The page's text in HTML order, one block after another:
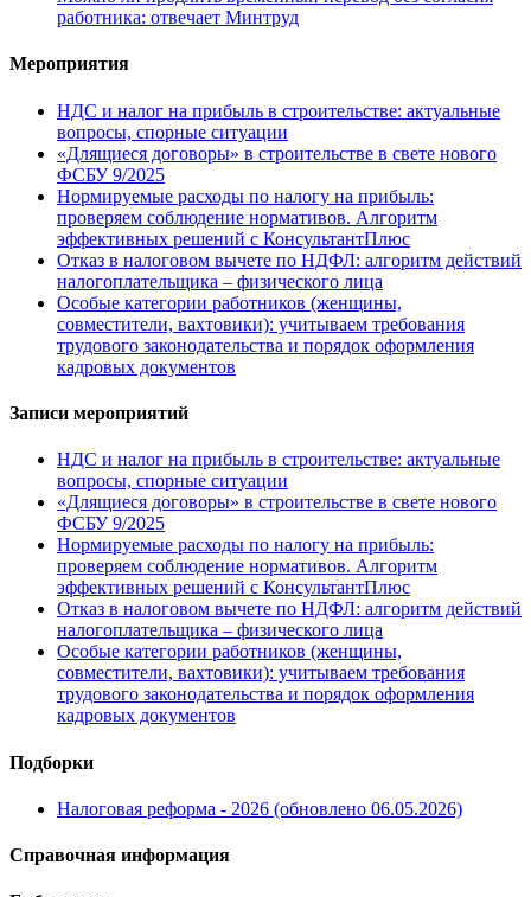
работника: отвечает Минтруд
Мероприятия
НДС и налог на прибыль в строительстве: актуальные
вопросы, спорные ситуации
«Длящиеся договоры» в строительстве в свете нового
ФСБУ 9/2025
Нормируемые расходы по налогу на прибыль:
проверяем соблюдение нормативов. Алгоритм
эффективных решений с КонсультантПлюс
Отказ в налоговом вычете по НДФЛ: алгоритм действий
налогоплательщика – физического лица
Особые категории работников (женщины,
совместители, вахтовики): учитываем требования
трудового законодательства и порядок оформления
кадровых документов
Записи мероприятий
НДС и налог на прибыль в строительстве: актуальные
вопросы, спорные ситуации
«Длящиеся договоры» в строительстве в свете нового
ФСБУ 9/2025
Нормируемые расходы по налогу на прибыль:
проверяем соблюдение нормативов. Алгоритм
эффективных решений с КонсультантПлюс
Отказ в налоговом вычете по НДФЛ: алгоритм действий
налогоплательщика – физического лица
Особые категории работников (женщины,
совместители, вахтовики): учитываем требования
трудового законодательства и порядок оформления
кадровых документов
Подборки
Налоговая реформа - 2026 (обновлено 06.05.2026)
Справочная информация